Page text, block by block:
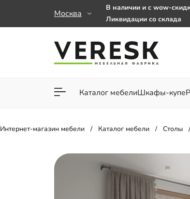
Москва
В наличии и с wow-
Ликвидации со склада
заказе от 50 000 ₽
Важно! Наш Whatsapp
Каталог мебелиШкафы-купе
Для гостиной
Интернет-магазин мебели Каталог мебели Столы